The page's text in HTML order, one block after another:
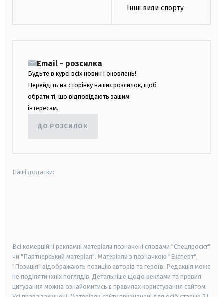
Інші види спорту
Email - розсилка
Будьте в курсі всіх новин і оновлень!
Перейдіть на сторінку наших розсилок, щоб
обрати ті, що відповідають вашим
інтересам.
ДО РОЗСИЛОК
Наші додатки:
Всі комерційні рекламні матеріали позначені словами "Спецпроєкт"
чи "Партнерський матеріал". Матеріали з позначкою "Експерт",
"Позиція" відображають позицію авторів та героїв. Редакція може
не поділяти їхніх поглядів. Детальніше щодо реклами та правил
цитування можна ознайомитись в правилах користування сайтом.